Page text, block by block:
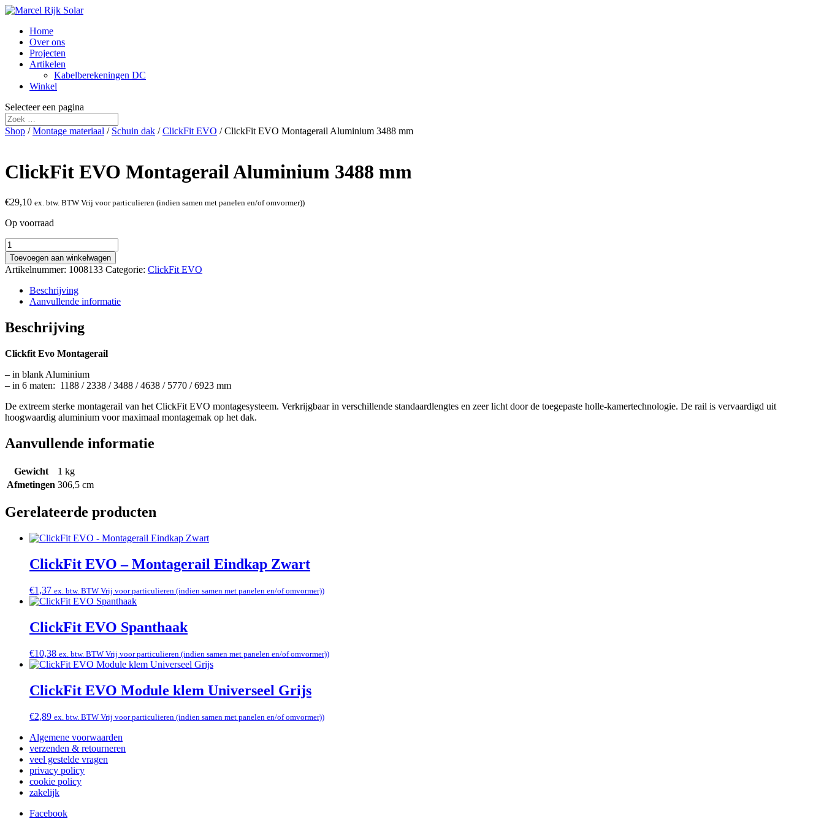
Home
Over ons
Projecten
Artikelen
Kabelberekeningen DC
Winkel
Selecteer een pagina
Shop /Montage materiaal / Schuin dak /ClickFit EVO / ClickFit EVO Montagerail Aluminium 3488 mm
ClickFit EVO Montagerail Aluminium 3488 mm
€29,10 ex. btw. BTW Vrij voor particulieren (indien samen met panelen en/of omvormer))
Op voorraad
ClickFit
EVO
Montagerail
Aluminium
3488
Toevoegen aan winkelwagen
Artikelnummer: 1008133 Categorie: ClickFit EVO
Beschrijving
Aanvullende informatie
Beschrijving
Clickfit Evo Montagerail
– in blank Aluminium
– in 6 maten: 1188 / 2338 / 3488 / 4638 / 5770 / 6923 mm
De extreem sterke montagerail van het ClickFit EVO montagesysteem. Verkrijgbaar in verschillende standaardlengtes en zeer licht door de toegepaste holle-kamertechnologie. De rail is vervaardigd uit
hoogwaardig aluminium voor maximaal montagemak op het dak.
Aanvullende informatie
Gewicht
1 kg
Afmetingen 306,5 cm
Gerelateerde producten
ClickFit EVO – Montagerail Eindkap Zwart
€1,37 ex. btw. BTW Vrij voor particulieren (indien samen met panelen en/of omvormer))
ClickFit EVO Spanthaak
€10,38 ex. btw. BTW Vrij voor particulieren (indien samen met panelen en/of omvormer))
ClickFit EVO Module klem Universeel Grijs
€2,89 ex. btw. BTW Vrij voor particulieren (indien samen met panelen en/of omvormer))
Algemene voorwaarden
verzenden & retourneren
veel gestelde vragen
privacy policy
cookie policy
zakelijk
Facebook